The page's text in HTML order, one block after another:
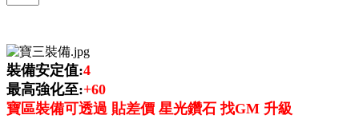
裝備安定值:4
最高強化至:+60
寶區裝備可透過 貼差價 星光鑽石 找GM 升級